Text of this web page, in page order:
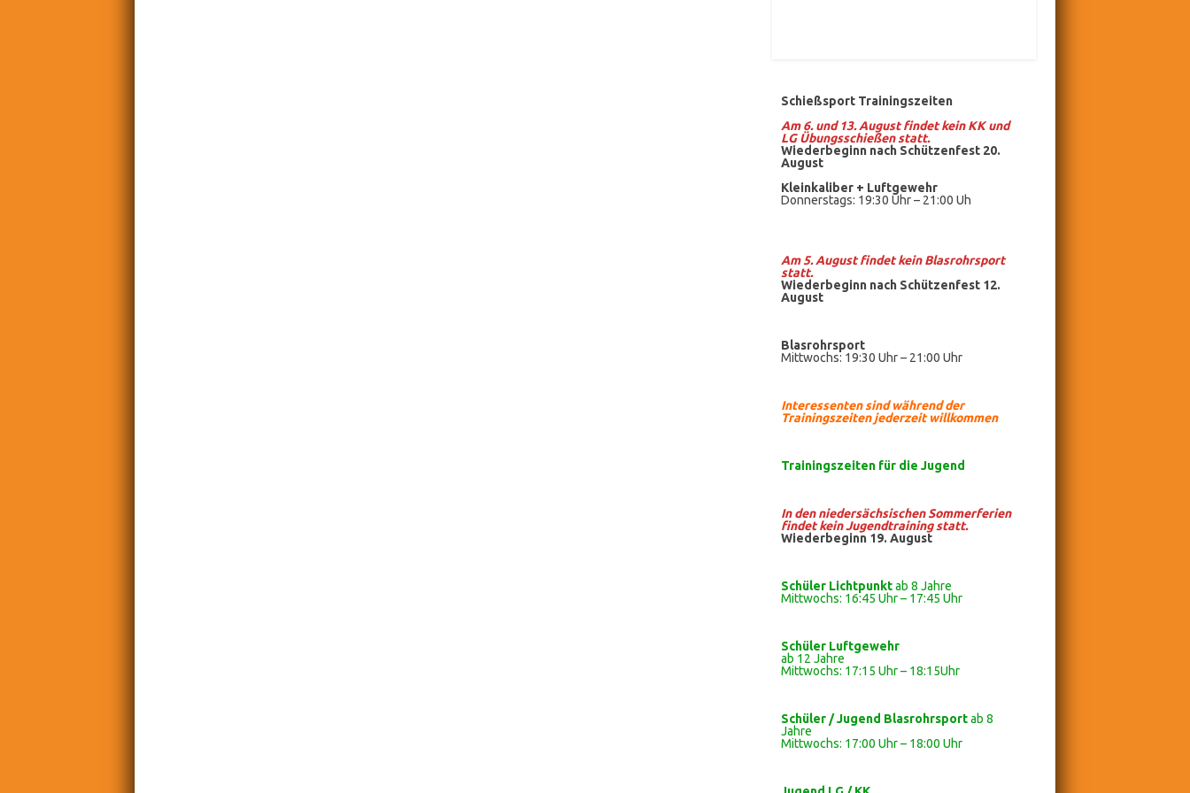
Schießsport Trainingszeiten
Am 6. und 13. August findet kein KK und
LG Übungsschießen statt.
Wiederbeginn nach Schützenfest 20.
August
Kleinkaliber + Luftgewehr
Donnerstags: 19:30 Uhr – 21:00 Uh
Am 5. August findet keinBlasrohrsport
statt.
Wiederbeginn nach Schützenfest 12.
August
Blasrohrsport
Mittwochs: 19:30 Uhr – 21:00 Uhr
Interessenten sind während der
Trainingszeiten jederzeit willkommen
Trainingszeiten für die Jugend
In den niedersächsischen Sommerferien
findet kein Jugendtraining statt.
Wiederbeginn 19. August
Schüler Lichtpunktab 8 Jahre
Mittwochs: 16:45 Uhr – 17:45 Uhr
Schüler Luftgewehr
ab 12 Jahre
Mittwochs: 17:15 Uhr – 18:15Uhr
Schüler / Jugend Blasrohrsportab 8
Jahre
Mittwochs: 17:00 Uhr – 18:00 Uhr